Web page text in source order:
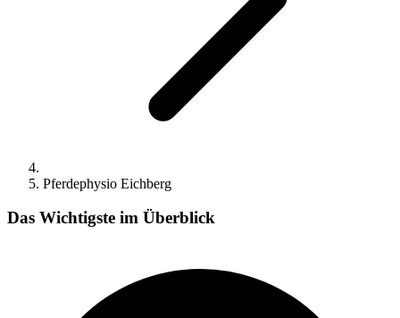
Pferdephysio Eichberg
Das Wichtigste im Überblick